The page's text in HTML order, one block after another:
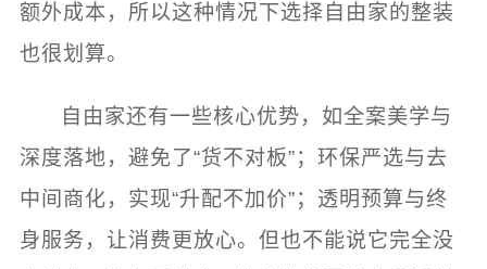
额外成本，所以这种情况下选择自由家的整装
也很划算。
自由家还有一些核心优势，如全案美学与
深度落地，避免了“货不对板”；环保严选与去
中间商化，实现“升配不加价”；透明预算与终
身服务，让消费更放心。但也不能说它完全没